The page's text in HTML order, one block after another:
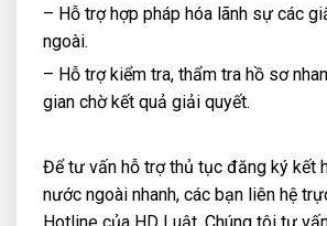
– Hỗ trợ hợp pháp hóa lãnh sự các
ngoài.
– Hỗ trợ kiểm tra, thẩm tra hồ sơ
gian chờ kết quả giải quyết.
Để tư vấn hỗ trợ thủ tục đăng ký kết
nước ngoài nhanh, các bạn liên hệ